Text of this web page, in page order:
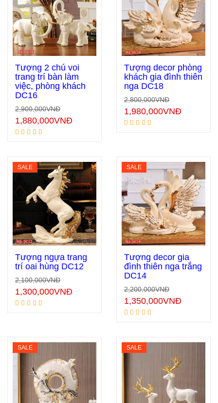
Tượng decor phòng
khách gia đình thiên
nga DC18
2,800,000VNĐ
1,980,000VNĐ
Thêm vào giỏ hàng
Tượng 2 chú voi
trang trí bàn làm
việc, phòng khách
DC16
2,900,000VNĐ
1,880,000VNĐ
SALE
Tượng decor gia
đình thiên nga trắng
DC14
2,200,000VNĐ
1,350,000VNĐ
SALE
Thêm vào giỏ hàng
Tượng ngựa trang
trí oai hùng DC12
2,100,000VNĐ
1,300,000VNĐ
SALE
SALE